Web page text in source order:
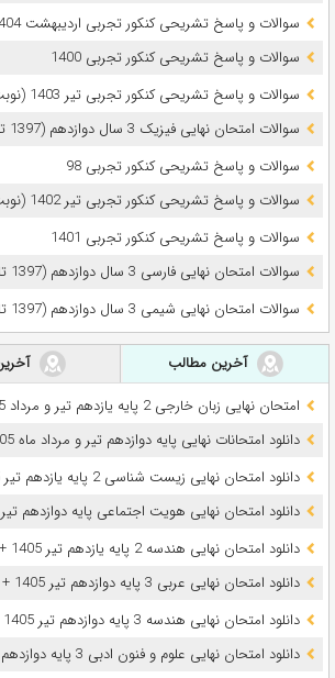
سوالات و پاسخ تشریحی کنکور تجربی اردیبهشت 1404 (نوبت اول)
سوالات و پاسخ تشریحی کنکور تجربی 1400
سوالات و پاسخ تشریحی کنکور تجربی تیر 1403 (نوبت دوم)
سوالات امتحان نهایی فیزیک 3 سال دوازدهم (1397 تا 1405)
سوالات و پاسخ تشریحی کنکور تجربی 98
سوالات و پاسخ تشریحی کنکور تجربی تیر 1402 (نوبت دوم)
سوالات و پاسخ تشریحی کنکور تجربی 1401
سوالات امتحان نهایی فارسی 3 سال دوازدهم (1397 تا 1405)
سوالات امتحان نهایی شیمی 3 سال دوازدهم (1397 تا 1405)
آخرین مطالب
امتحان نهایی زبان خارجی 2 پایه یازدهم تیر و مرداد 1405 + فایل صوتی
دانلود امتحانات نهایی پایه دوازدهم تیر و مرداد ماه 1405
دانلود امتحان نهایی زیست شناسی 2 پایه یازدهم تیر 1405 + پاسخ
دانلود امتحان نهایی هویت اجتماعی پایه دوازدهم تیر 1405 + پاسخ
دانلود امتحان نهایی هندسه 2 پایه یازدهم تیر 1405 + پاسخ
دانلود امتحان نهایی عربی 3 پایه دوازدهم تیر 1405 + پاسخ
دانلود امتحان نهایی هندسه 3 پایه دوازدهم تیر 1405
دانلود امتحان نهایی علوم و فنون ادبی 3 پایه دوازدهم تیر 1405